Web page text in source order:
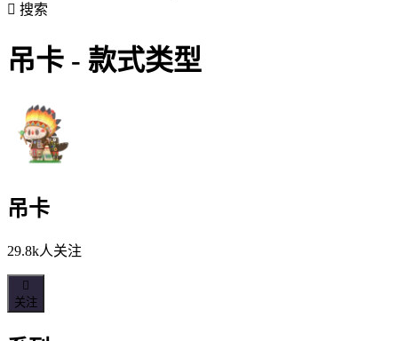
 搜索
吊卡 - 款式类型
吊卡
29.8k人关注

关注